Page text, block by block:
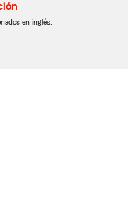
en inglés.